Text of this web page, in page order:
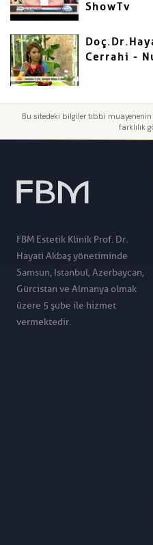
ShowTv
Cerrahi -
Bu sitedeki bilgiler tıbbi
farklılık
FBM Estetik Klinik Prof. Dr.
Hayati Akbaş yönetiminde
Samsun, Istanbul, Azerbaycan,
Gürcistan ve Almanya olmak
üzere 5 şube ile hizmet
vermektedir.